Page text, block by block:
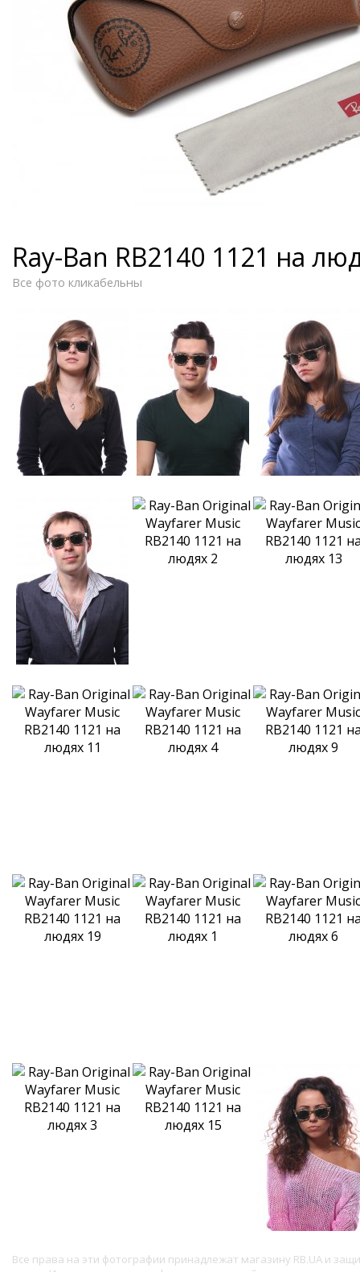
Ray-Ban RB2140 1121 на
Все фото кликабельны
Все права на эти фотографии принадлежат магазину RB.UA и